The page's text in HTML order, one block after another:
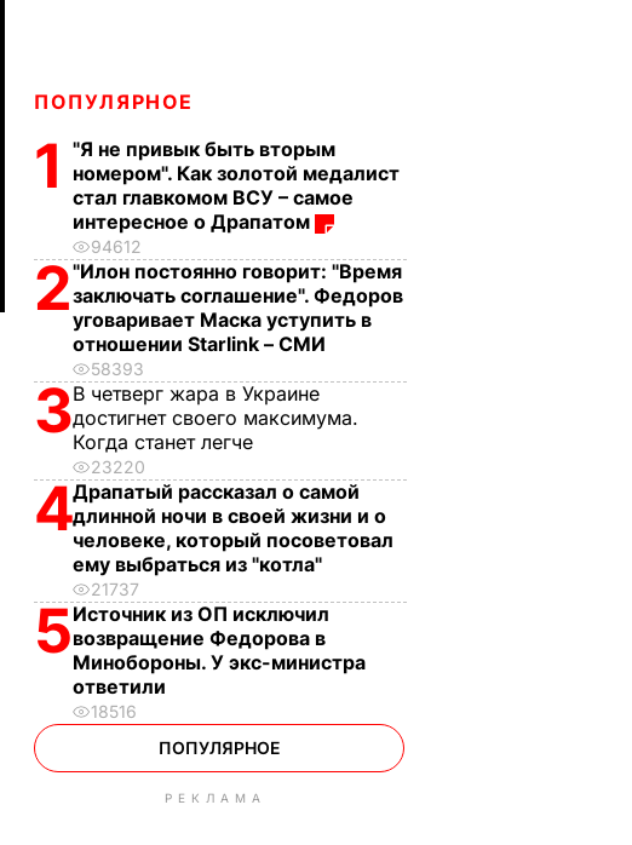
ПОПУЛЯРНОЕ
1
"Я не привык быть вторым
номером". Как золотой медалист
стал главкомом ВСУ – самое
интересное о Драпатом
94612
2"Илон постоянно говорит: "Время
заключать соглашение". Федоров
уговаривает Маска уступить в
отношении Starlink – СМИ
58393
3В четверг жара в Украине
достигнет своего максимума.
Когда станет легче
23220
4Драпатый рассказал о самой
длинной ночи в своей жизни и о
человеке, который посоветовал
ему выбраться из "котла"
21737
5Источник из ОП исключил
возвращение Федорова в
Минобороны. У экс-министра
ответили
18516
ПОПУЛЯРНОЕ
РЕКЛАМА